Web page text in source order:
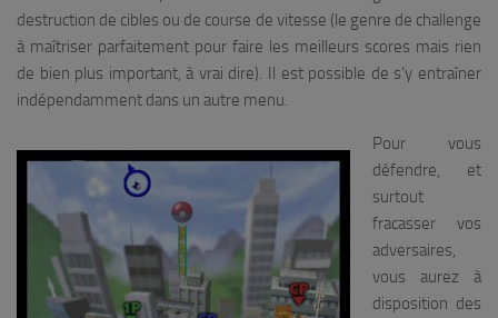
destruction de cibles ou de course de vitesse (le genre de challenge
à maîtriser parfaitement pour faire les meilleurs scores mais rien
de bien plus important, à vrai dire). Il est possible de s’y entraîner
indépendamment dans un autre menu.
Pour vous
défendre, et
surtout
fracasser vos
adversaires,
vous aurez à
disposition des